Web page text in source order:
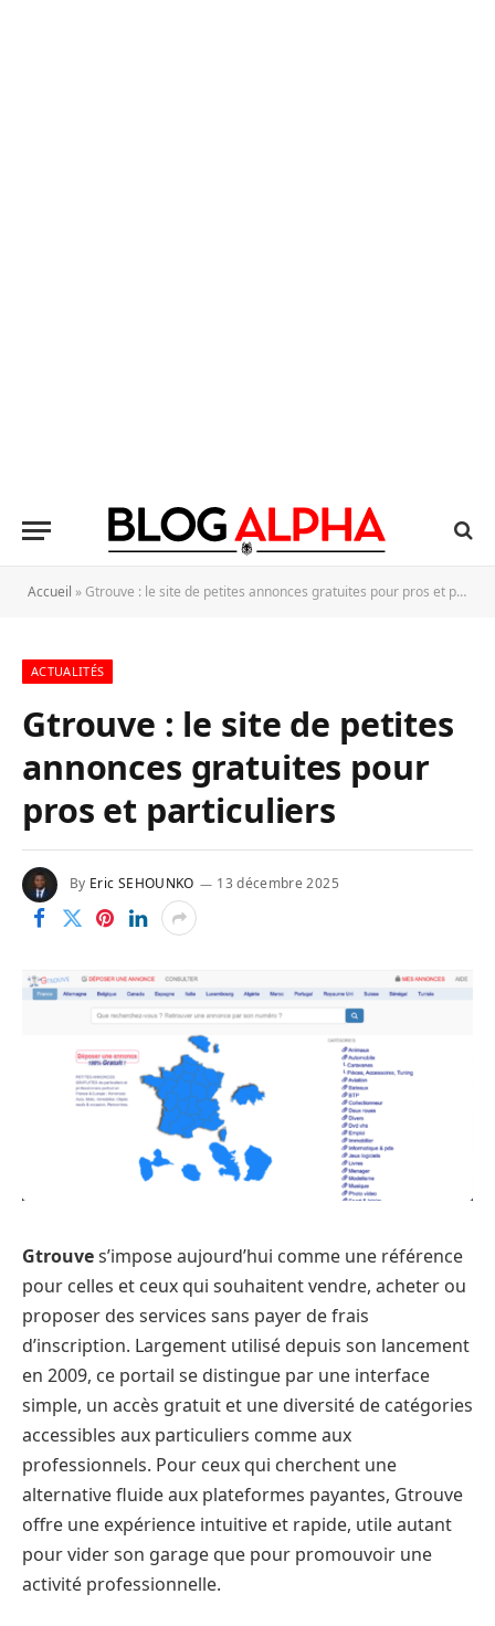
Accueil » Gtrouve : le site de petites annonces gratuites pour pros et particuliers
ACTUALITÉS
Gtrouve : le site de petites
annonces gratuites pour
pros et particuliers
By Eric SEHOUNKO 13 décembre 2025
Gtrouves’impose aujourd’hui comme une référence
pour celles et ceux qui souhaitent vendre, acheter ou
proposer des services sans payer de frais
d’inscription. Largement utilisé depuis son lancement
en 2009, ce portail se distingue par une interface
simple, un accès gratuit et une diversité de catégories
accessibles aux particuliers comme aux
professionnels. Pour ceux qui cherchent une
alternative fluide aux plateformes payantes, Gtrouve
offre une expérience intuitive et rapide, utile autant
pour vider son garage que pour promouvoir une
activité professionnelle.